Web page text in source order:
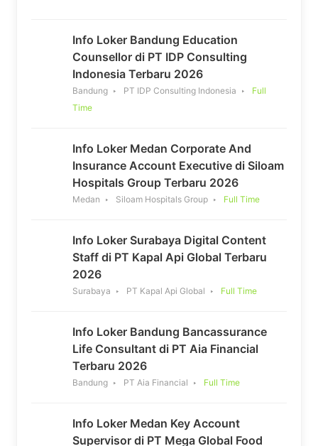
Info Loker Bandung Education
Counsellor di PT IDP Consulting
Indonesia Terbaru 2026
Bandung PT IDP Consulting Indonesia
Full
Time
Info Loker Medan Corporate And
Insurance Account Executive di Siloam
Hospitals Group Terbaru 2026
Medan Siloam Hospitals Group Full Time
Info Loker Surabaya Digital Content
Staff di PT Kapal Api Global Terbaru
2026
Surabaya PT Kapal Api Global Full Time
Info Loker Bandung Bancassurance
Life Consultant di PT Aia Financial
Terbaru 2026
Bandung PT Aia Financial Full Time
Info Loker Medan Key Account
Supervisor di PT Mega Global Food